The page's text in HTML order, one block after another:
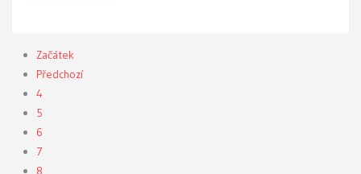
Začátek
Předchozí
4
5
6
7
8